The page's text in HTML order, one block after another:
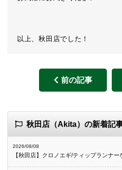
以上、秋田店でした！
前の記事
秋田店（Akita）の新着記
2026/08/08
【秋田店】クロノエギ/ティップランナ